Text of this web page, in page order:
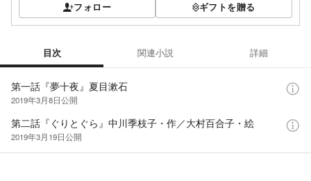
フォロー ギフトを贈る
目次 関連小説 詳細
第一話『夢十夜』夏目漱石
2019年3月8日公開
第二話『ぐりとぐら』中川季枝子・作／大村百合子・絵
2019年3月19日公開